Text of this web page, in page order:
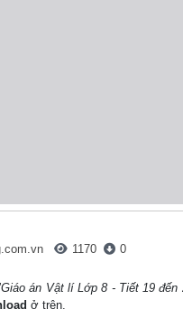
1170 0
án Vật lí Lớp 8 - Tiết 19 đến
ở trên.